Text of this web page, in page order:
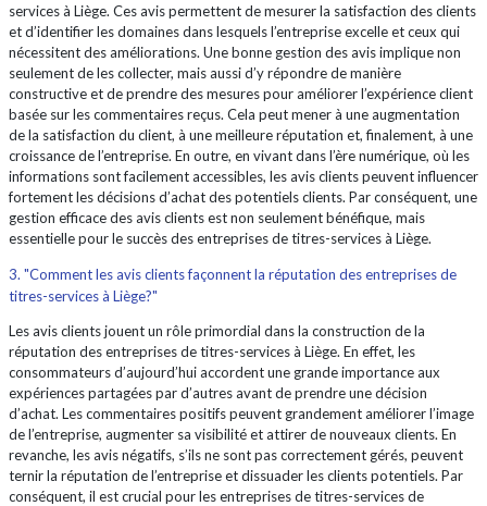
services à Liège. Ces avis permettent de mesurer la satisfaction des clients
et d’identifier les domaines dans lesquels l’entreprise excelle et ceux qui
nécessitent des améliorations. Une bonne gestion des avis implique non
seulement de les collecter, mais aussi d’y répondre de manière
constructive et de prendre des mesures pour améliorer l’expérience client
basée sur les commentaires reçus. Cela peut mener à une augmentation
de la satisfaction du client, à une meilleure réputation et, finalement, à une
croissance de l’entreprise. En outre, en vivant dans l’ère numérique, où les
informations sont facilement accessibles, les avis clients peuvent influencer
fortement les décisions d’achat des potentiels clients. Par conséquent, une
gestion efficace des avis clients est non seulement bénéfique, mais
essentielle pour le succès des entreprises de titres-services à Liège.
3. "Comment les avis clients façonnent la réputation des entreprises de
titres-services à Liège?"
Les avis clients jouent un rôle primordial dans la construction de la
réputation des entreprises de titres-services à Liège. En effet, les
consommateurs d’aujourd’hui accordent une grande importance aux
expériences partagées par d’autres avant de prendre une décision
d’achat. Les commentaires positifs peuvent grandement améliorer l’image
de l’entreprise, augmenter sa visibilité et attirer de nouveaux clients. En
revanche, les avis négatifs, s’ils ne sont pas correctement gérés, peuvent
ternir la réputation de l’entreprise et dissuader les clients potentiels. Par
conséquent, il est crucial pour les entreprises de titres-services de